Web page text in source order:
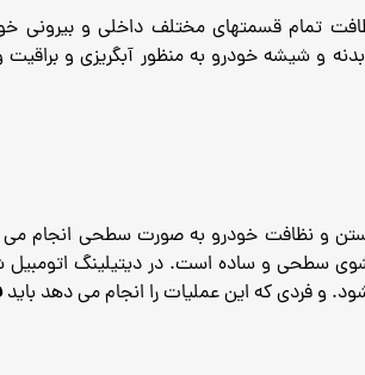
تمام قسمتهای مختلف داخلی و
و شیشه خودرو به منظور آبگریزی و براقیت
و نظافت خودرو به صورت سطحی انجام
سطحی و ساده است. در دیتیلینگ
و فردی که این عملیات را انجام می دهد باید